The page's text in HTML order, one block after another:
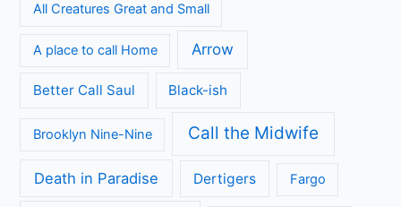
All Creatures Great and Small
A place to call Home Arrow
Better Call Saul Black-ish
Brooklyn Nine-Nine Call the Midwife
Death in Paradise Dertigers Fargo